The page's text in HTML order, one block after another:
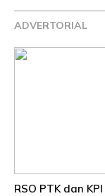
ADVERTORIAL
RSO PTK dan